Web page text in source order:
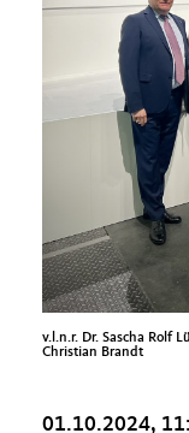
v.l.n.r. Dr. Sascha Rolf
Christian Brandt
01.10.2024,